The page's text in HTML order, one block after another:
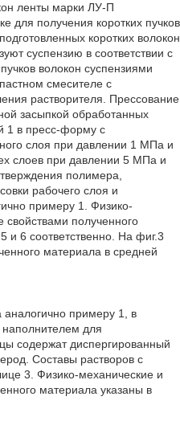
ленты марки ЛУ-П
для получения коротких пучков
коротких волокон
суспензию в соответствии с
волокон суспензиями
смесителе с
растворителя. Прессование
засыпкой обработанных
1 в пресс-форму с
слоя при давлении 1 МПа и
слоев при давлении 5 МПа и
полимера,
рабочего слоя и
примеру 1. Физико-
свойствами полученного
и 6 соответственно. На фиг.3
материала в средней
аналогично примеру 1, в
для
содержат диспергированный
Составы растворов с
3. Физико-механические и
материала указаны в